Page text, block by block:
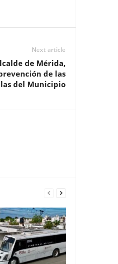
Next article
de Mérida,
de las
del Municipio